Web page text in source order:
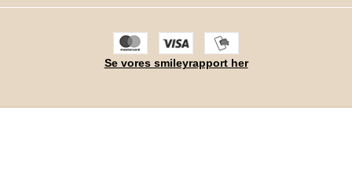
Se vores smileyrapport her